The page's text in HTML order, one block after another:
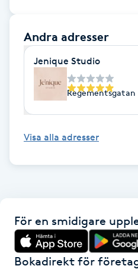
Hudvård
Hyaluronsyra
Hårbottenbehandling
Hårförlängning
Andra adresser
Jenique Studio
Regementsgatan
Visa alla adresser
För en smidigare
Bokadirekt för